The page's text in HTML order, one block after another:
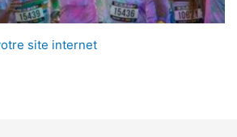
site internet